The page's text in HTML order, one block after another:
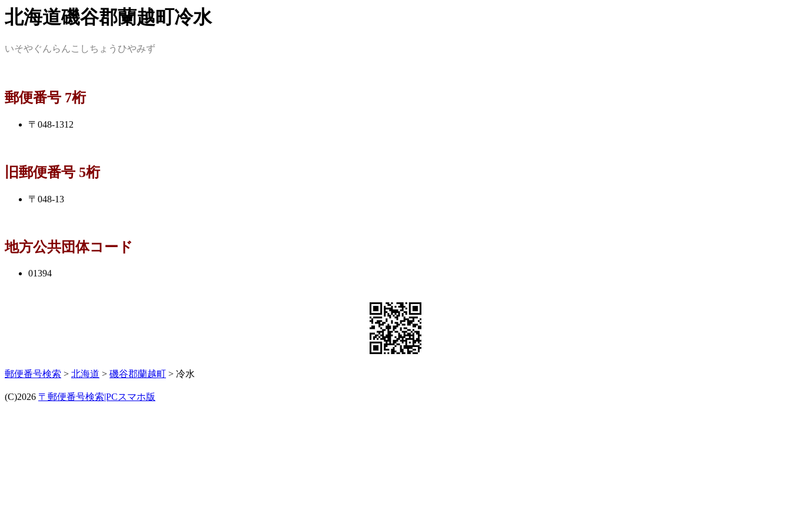
北海道磯谷郡蘭越町冷水
いそやぐんらんこしちょうひやみず
郵便番号 7桁
〒048-1312
旧郵便番号 5桁
〒048-13
地方公共団体コード
01394
郵便番号検索 > 北海道 > 磯谷郡蘭越町 > 冷水
(C)2026 〒郵便番号検索|PCスマホ版